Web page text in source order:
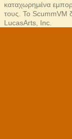
καταχωρημένα
τους. Το ScummVM
LucasArts, Inc.